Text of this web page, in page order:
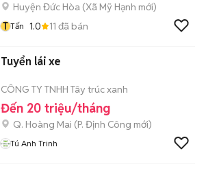
Huyện Đức Hòa (Xã Mỹ Hạnh mới)
T Tấn 1.0 11 đã bán
Tuyển lái xe
CÔNG TY TNHH Tây trúc xanh
Đến 20 triệu/tháng
Q. Hoàng Mai (P. Định Công mới)
Tú Anh Trinh